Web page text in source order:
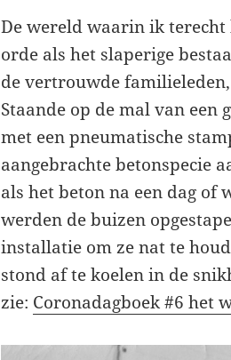
De wereld waarin ik
orde als het slaperige
de vertrouwde
Staande op de mal van
met een pneumatische
aangebrachte betonspecie
als het beton na een dag of
werden de buizen
installatie om ze nat te
stond af te koelen in de
zie: Coronadagboek #6 het